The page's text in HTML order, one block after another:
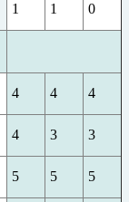
1 1 0
4 4 4
4 3 3
5 5 5